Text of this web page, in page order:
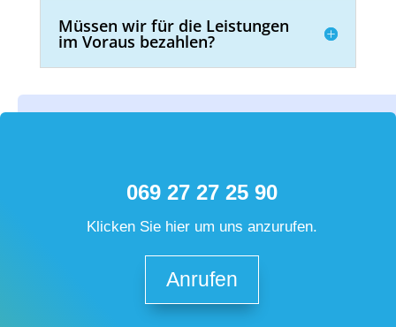
Müssen wir für die Leistungen
im Voraus bezahlen?
069 27 27 25 90
Klicken Sie hier um uns anzurufen.
Anrufen